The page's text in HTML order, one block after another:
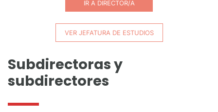
IR A DIRECTOR/A
VER JEFATURA DE ESTUDIOS
Subdirectoras y
subdirectores